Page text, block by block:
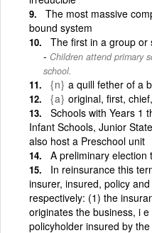
The most massive
bound system
The first in a group or
Children attend primary
school.
{n} a quill fether of a
{a} original, first,
Schools with Years 1
Infant Schools, Junior
also host a Preschool unit
A preliminary election
In reinsurance this
insurer, insured, policy
respectively: (1) the
originates the business, i
policyholder insured by